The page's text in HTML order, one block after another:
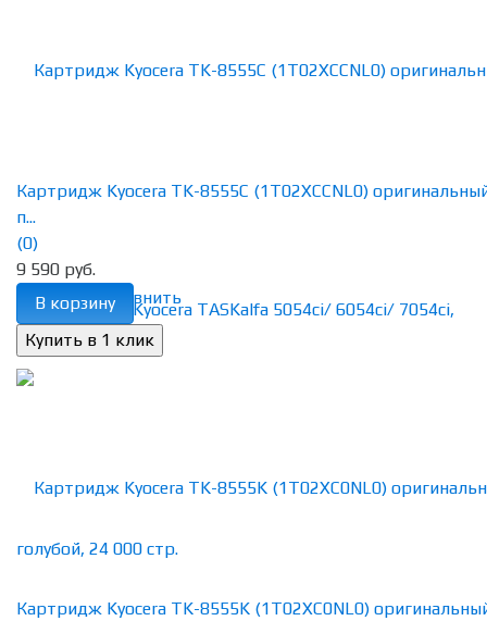
избранное сравнить
Картридж Kyocera TK-8555C (1T02XCCNL0)
п...
(0)
9 590 руб.
В корзину
Картридж Kyocera TK-8555K (1T02XC0NL0)